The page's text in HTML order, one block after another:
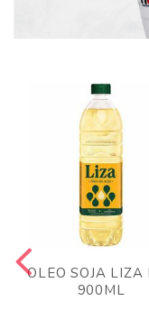
OLEO SOJA LIZA
900ML